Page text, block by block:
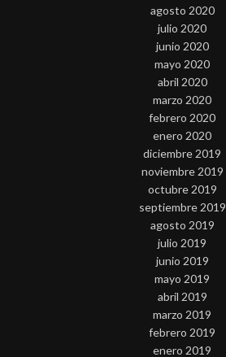
agosto 2020
julio 2020
junio 2020
mayo 2020
abril 2020
marzo 2020
febrero 2020
enero 2020
diciembre 2019
noviembre 2019
octubre 2019
septiembre 2019
agosto 2019
julio 2019
junio 2019
mayo 2019
abril 2019
marzo 2019
febrero 2019
enero 2019